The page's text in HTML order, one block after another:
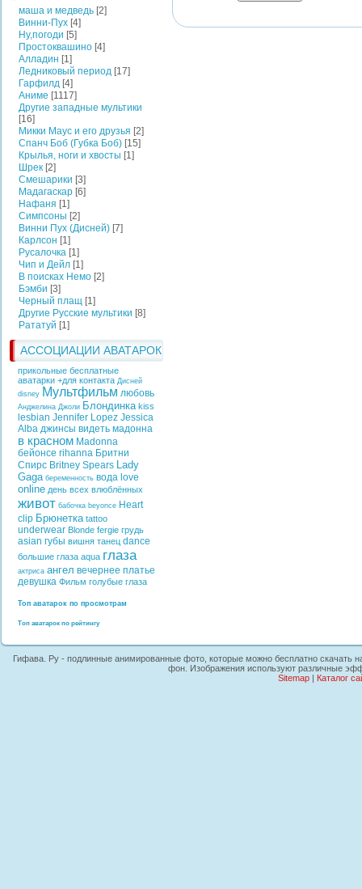
маша и медведь [2]
Винни-Пух [4]
Ну,погоди [5]
Простоквашино [4]
Алладин [1]
Ледниковый период [17]
Гарфилд [4]
Аниме [1117]
Другие западные мультики
[16]
Микки Маус и его друзья [2]
Спанч Боб (Губка Боб) [15]
Крылья, ноги и хвосты [1]
Шрек [2]
Смешарики [3]
Мадагаскар [6]
Нафаня [1]
Симпсоны [2]
Винни Пух (Дисней) [7]
Карлсон [1]
Русалочка [1]
Чип и Дейл [1]
В поисках Немо [2]
Бэмби [3]
Черный плащ [1]
Другие Русские мультики [8]
Рататуй [1]
АССОЦИАЦИИ АВАТАРОК
прикольные бесплатные
аватарки +для контакта Дисней
disney Мультфильм любовь
Анджелина Джоли Блондинка kiss
lesbian Jennifer Lopez Jessica
Alba джинсы видеть мадонна
в красном Madonna
бейонсе rihanna Бритни
Спирс Britney Spears Lady
Gaga беременность вода love
online день всех влюблённых
живот бабочка beyonce Heart
clip Брюнетка tattoo
underwear Blonde fergie грудь
asian губы вишня танец dance
большие глаза aqua глаза
актриса ангел вечернее платье
девушка Фильм голубые глаза
Топ аватарок по просмотрам
Топ аватарок по рейтингу
Гифава. Ру - подлинные анимированные фото, которые можно бесплатно скачать
фон. Изображения используют различные
Sitemap| Каталог